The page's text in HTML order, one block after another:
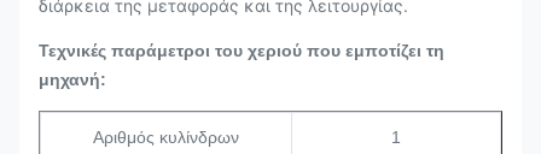
διάρκεια της μεταφοράς και της λειτουργίας.
Τεχνικές παράμετροι του χεριού που εμποτίζει τη
μηχανή:
Αριθμός κυλίνδρων 1